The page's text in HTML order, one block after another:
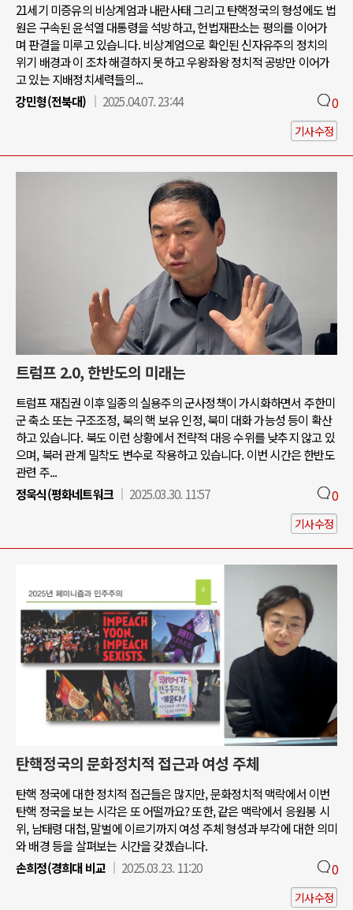
21세기 미증유의 비상계엄과 내란사태 그리고 탄핵정국의 형성에도 법
원은 구속된 윤석열 대통령을 석방하고, 헌법재판소는 평의를 이어가
며 판결을 미루고 있습니다. 비상계엄으로 확인된 신자유주의 정치의
위기 배경과 이 조차 해결하지 못하고 우왕좌왕 정치적 공방만 이어가
고 있는 지배정치세력들의...
강민형(전북대)
2025.04.07. 23:44 0
기사수정
트럼프 2.0, 한반도의 미래는
트럼프 재집권 이후 일종의 실용주의 군사정책이 가시화하면서 주한미
군 축소 또는 구조조정, 북의 핵 보유 인정, 북미 대화 가능성 등이 확산
하고 있습니다. 북도 이런 상황에서 전략적 대응 수위를 낮추지 않고 있
으며, 북러 관계 밀착도 변수로 작용하고 있습니다. 이번 시간은 한반도
관련 주...
정욱식(평화네트워크
2025.03.30. 11:57 0
기사수정
탄핵정국의 문화정치적 접근과 여성 주체
탄핵 정국에 대한 정치적 접근들은 많지만, 문화정치적 맥락에서 이번
탄핵 정국을 보는 시각은 또 어떨까요? 또한, 같은 맥락에서 응원봉 시
위, 남태령 대첩, 말벌에 이르기까지 여성 주체 형성과 부각에 대한 의미
와 배경 등을 살펴보는 시간을 갖겠습니다.
손희정(경희대 비교
2025.03.23. 11:20 0
기사수정